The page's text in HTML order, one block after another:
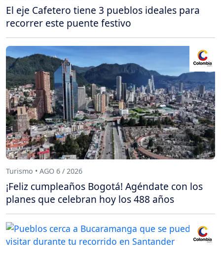
El eje Cafetero tiene 3 pueblos ideales para
recorrer este puente festivo
Turismo • AGO 6 / 2026
¡Feliz cumpleaños Bogotá! Agéndate con los
planes que celebran hoy los 488 años